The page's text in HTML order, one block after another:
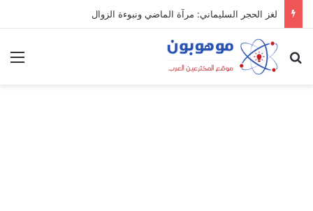
لغز الحجر السليماني: مرآة الماضي ونبوءة الزوال
بحث عن